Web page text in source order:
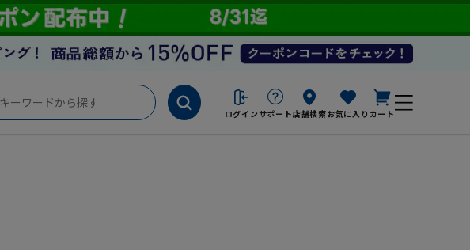
ログイン サポート店舗検索お気に入り カート